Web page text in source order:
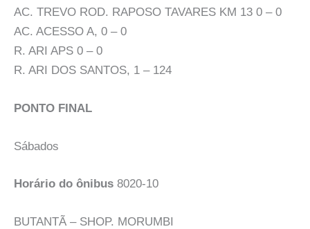
AC. TREVO ROD. RAPOSO TAVARES KM 13 0 – 0
AC. ACESSO A, 0 – 0
R. ARI APS 0 – 0
R. ARI DOS SANTOS, 1 – 124
PONTO FINAL
Sábados
Horário do ônibus 8020-10
BUTANTÃ – SHOP. MORUMBI